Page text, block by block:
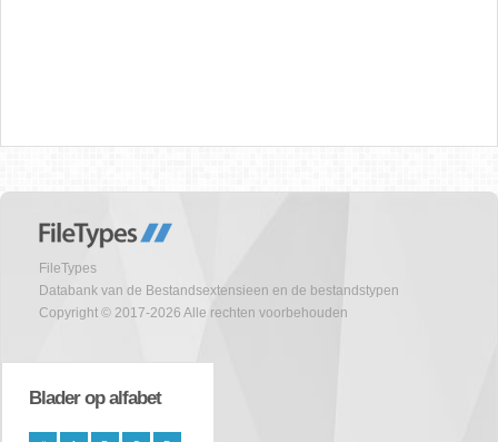
FileTypes
Databank van de Bestandsextensieen en de bestandstypen
Copyright © 2017-2026 Alle rechten voorbehouden
Blader op alfabet